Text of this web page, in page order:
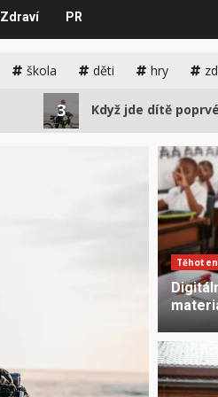
Zdraví PR
škola děti hry
Když jde dítě poprvé do